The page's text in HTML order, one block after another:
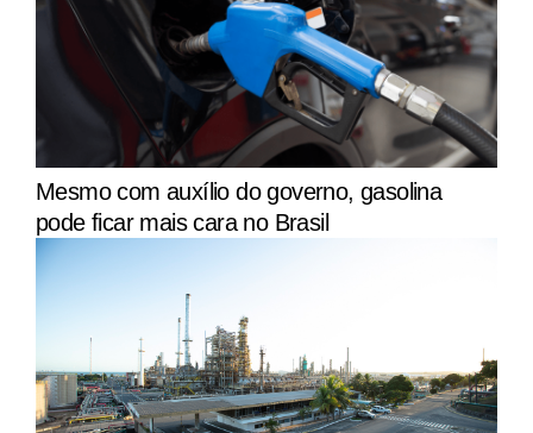
Mesmo com auxílio do governo, gasolina
pode ficar mais cara no Brasil